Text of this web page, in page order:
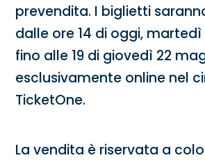
prevendita. I biglietti
dalle ore 14 di oggi,
fino alle 19 di giovedì 22
esclusivamente online nel
TicketOne.
La vendita è riservata a